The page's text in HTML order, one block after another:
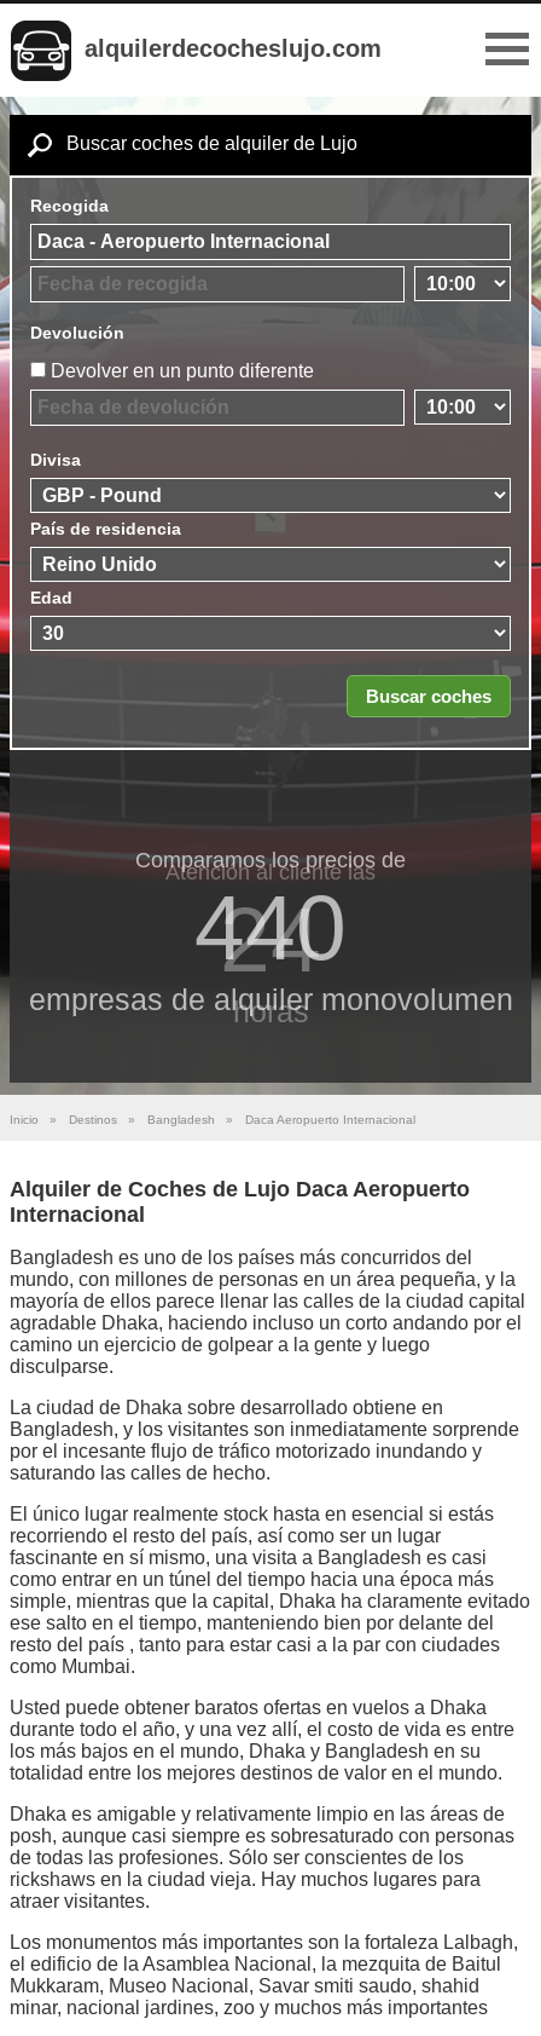
alquilerdecocheslujo.com
Buscar coches de alquiler de Lujo
Recogida
Devolución
Devolver en un punto diferente
Divisa
País de residencia
Edad
Comparamos los precios de
440
empresas de alquiler monovolumen
Atención al cliente las
24
horas
Inicio » Destinos » Bangladesh » Daca Aeropuerto Internacional
Alquiler de Coches de Lujo Daca Aeropuerto
Internacional
Bangladesh es uno de los países más concurridos del
mundo, con millones de personas en un área pequeña, y la
mayoría de ellos parece llenar las calles de la ciudad capital
agradable Dhaka, haciendo incluso un corto andando por el
camino un ejercicio de golpear a la gente y luego
disculparse.
La ciudad de Dhaka sobre desarrollado obtiene en
Bangladesh, y los visitantes son inmediatamente sorprende
por el incesante flujo de tráfico motorizado inundando y
saturando las calles de hecho.
El único lugar realmente stock hasta en esencial si estás
recorriendo el resto del país, así como ser un lugar
fascinante en sí mismo, una visita a Bangladesh es casi
como entrar en un túnel del tiempo hacia una época más
simple, mientras que la capital, Dhaka ha claramente evitado
ese salto en el tiempo, manteniendo bien por delante del
resto del país , tanto para estar casi a la par con ciudades
como Mumbai.
Usted puede obtener baratos ofertas en vuelos a Dhaka
durante todo el año, y una vez allí, el costo de vida es entre
los más bajos en el mundo, Dhaka y Bangladesh en su
totalidad entre los mejores destinos de valor en el mundo.
Dhaka es amigable y relativamente limpio en las áreas de
posh, aunque casi siempre es sobresaturado con personas
de todas las profesiones. Sólo ser conscientes de los
rickshaws en la ciudad vieja. Hay muchos lugares para
atraer visitantes.
Los monumentos más importantes son la fortaleza Lalbagh,
el edificio de la Asamblea Nacional, la mezquita de Baitul
Mukkaram, Museo Nacional, Savar smiti saudo, shahid
minar, nacional jardines, zoo y muchos más importantes